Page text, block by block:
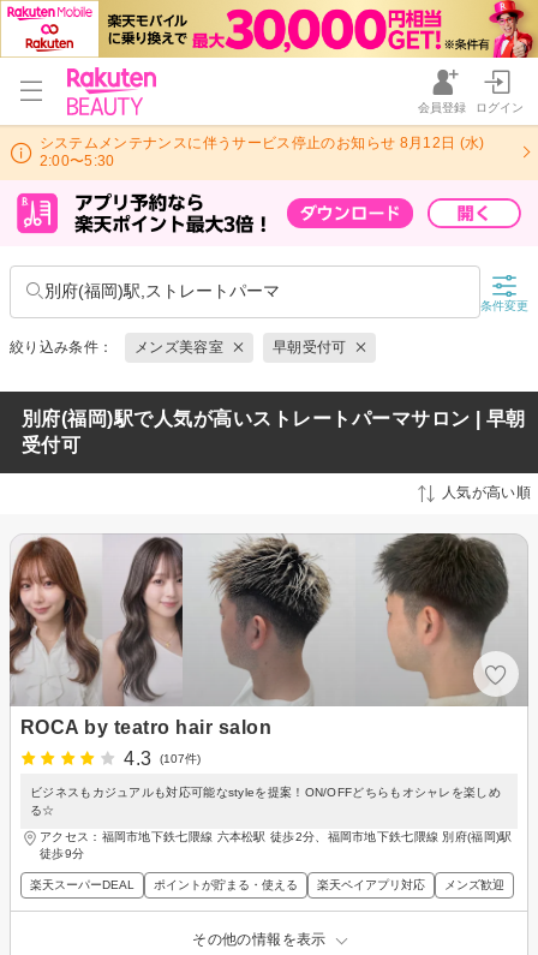
会員登録 ログイン
システムメンテナンスに伴うサービス停止のお知らせ 8月12日 (水)
2:00〜5:30
別府(福岡)駅,ストレートパーマ
条件変更
絞り込み条件： メンズ美容室 早朝受付可
別府(福岡)駅で人気が高いストレートパーマサロン | 早朝
受付可
人気が高い順
ROCA by teatro hair salon
4.3
(107件)
ビジネスもカジュアルも対応可能なstyleを提案！ON/OFFどちらもオシャレを楽しめ
る☆
アクセス：福岡市地下鉄七隈線 六本松駅 徒歩2分、福岡市地下鉄七隈線 別府(福岡)駅
徒歩9分
楽天スーパーDEAL ポイントが貯まる・使える 楽天ペイアプリ対応 メンズ歓迎
その他の情報を表示